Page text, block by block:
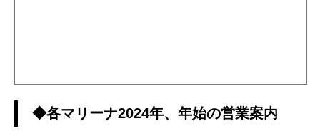
◆各マリーナ2024年、年始の営業案内